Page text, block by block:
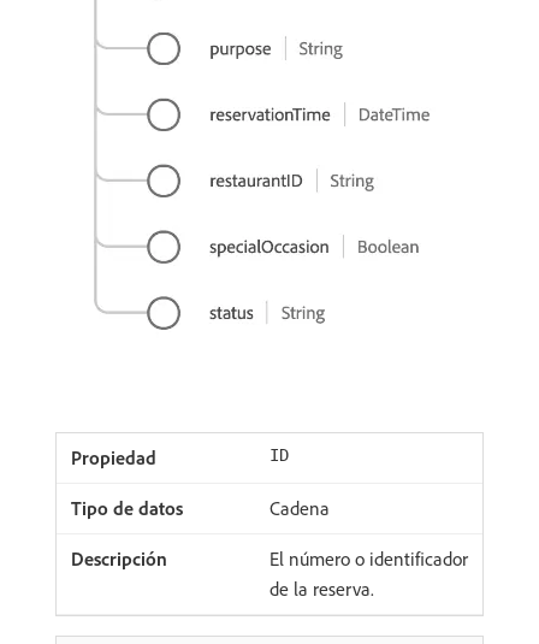
ID
Cadena
El número o identificador
de la reserva.